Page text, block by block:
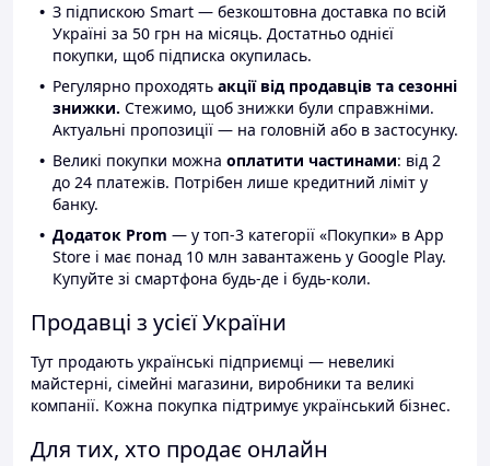
З підпискою Smart — безкоштовна доставка по всій
Україні за 50 грн на місяць. Достатньо однієї
покупки, щоб підписка окупилась.
Регулярно проходять акції від продавців та сезонні
знижки. Стежимо, щоб знижки були справжніми.
Актуальні пропозиції — на головній або в застосунку.
Великі покупки можна оплатити частинами: від 2
до 24 платежів. Потрібен лише кредитний ліміт у
банку.
Додаток Prom — у топ-3 категорії «Покупки» в App
Store і має понад 10 млн завантажень у Google Play.
Купуйте зі смартфона будь-де і будь-коли.
Продавці з усієї України
Тут продають українські підприємці — невеликі
майстерні, сімейні магазини, виробники та великі
компанії. Кожна покупка підтримує український бізнес.
Для тих, хто продає онлайн